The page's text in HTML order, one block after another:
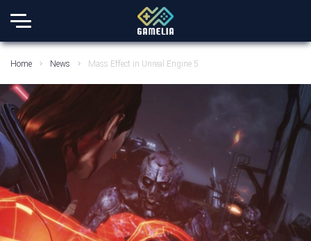
Home News Mass Effect in Unreal Engine 5